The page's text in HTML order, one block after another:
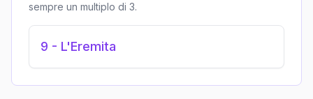
sempre un multiplo di 3.
9 - L'Eremita